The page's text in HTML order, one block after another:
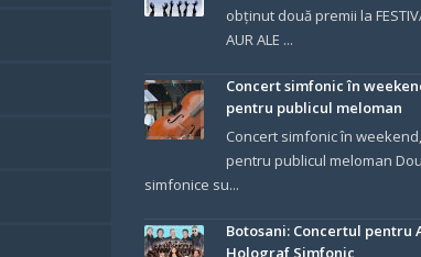
obținut două premii la
AUR ALE ...
Concert simfonic în
pentru publicul meloman
Concert simfonic în
pentru publicul meloman
simfonice su...
Botosani: Concertul pentru
Holograf Simfonic